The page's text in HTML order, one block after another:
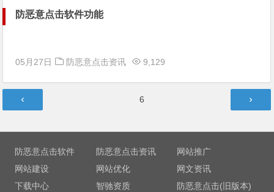
防恶意点击软件功能
05月27日 防恶意点击资讯 9,129
章
第6
防恶意点击软件 防恶意点击资讯
网站推广
网站建设
网站优化
网文资讯
下载中心
智驰资质 防恶意点击(旧版本)